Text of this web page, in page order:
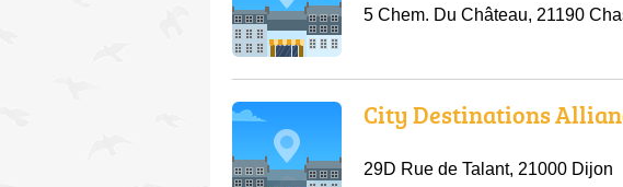
5 Chem. Du Château, 21190
City Destinations
29D Rue de Talant, 21000 Dijon